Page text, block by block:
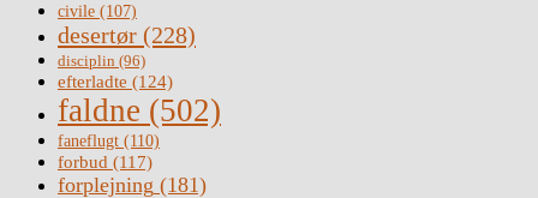
civile (107)
desertør (228)
disciplin (96)
efterladte (124)
faldne (502)
faneflugt (110)
forbud (117)
forplejning (181)